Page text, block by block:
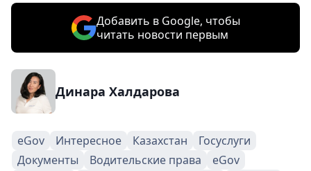
Добавить в Google, чтобы
читать новости первым
Динара Халдарова
eGov Интересное Казахстан
Госуслуги
Документы
Водительские права
eGov